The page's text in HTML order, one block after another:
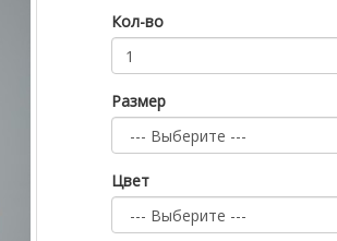
Кол-во
Размер
Цвет